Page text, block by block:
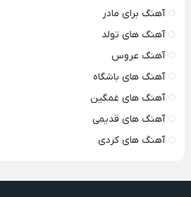
آهنگ برای مادر
آهنگ های تولد
آهنگ عروس
آهنگ های باشگاه
آهنگ های غمگین
آهنگ های قدیمی
آهنگ های کردی